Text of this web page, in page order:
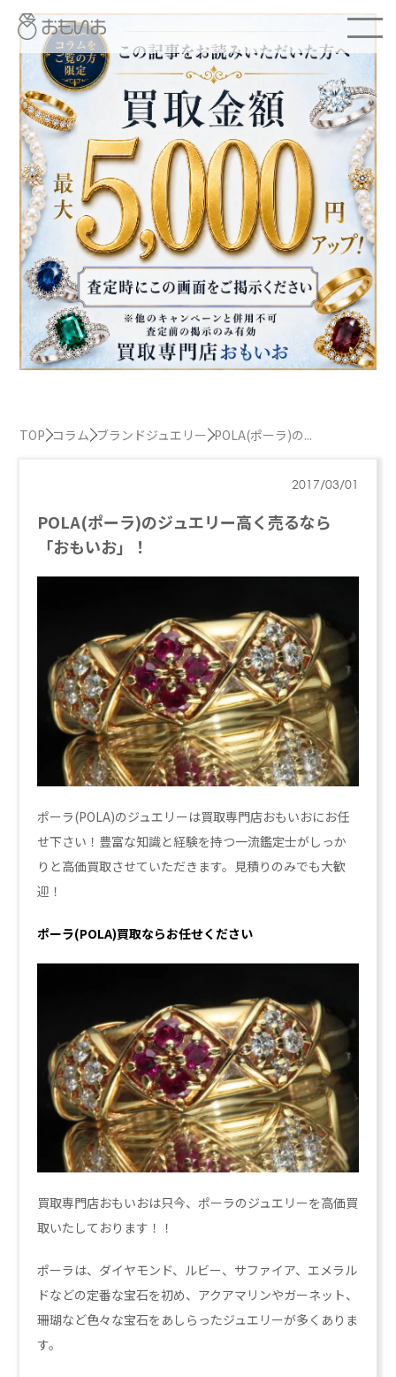
TOP コラム ブランドジュエリー POLA(ポーラ)の...
2017/03/01
POLA(ポーラ)のジュエリー高く売るなら
「おもいお」！
ポーラ(POLA)のジュエリーは買取専門店おもいおにお任
せ下さい！豊富な知識と経験を持つ一流鑑定士がしっか
りと高価買取させていただきます。見積りのみでも大歓
迎！
ポーラ(POLA)買取ならお任せください
買取専門店おもいおは只今、ポーラのジュエリーを高価買
取いたしております！！
ポーラは、ダイヤモンド、ルビー、サファイア、エメラル
ドなどの定番な宝石を初め、アクアマリンやガーネット、
珊瑚など色々な宝石をあしらったジュエリーが多くありま
す。